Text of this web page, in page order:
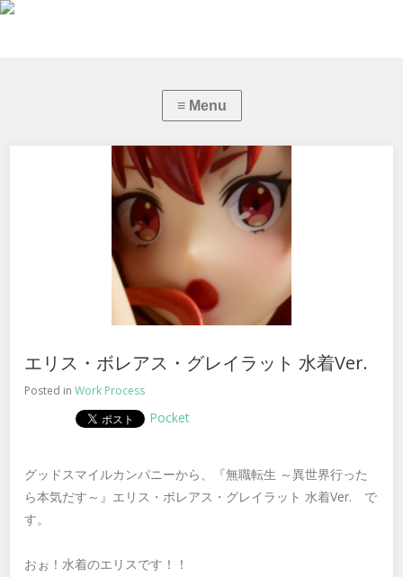
エリス・ボレアス・グレイラット 水着Ver.
Posted inWork Process
Pocket
グッドスマイルカンパニーから、『無職転生 ～異世界行った
ら本気だす～』エリス・ボレアス・グレイラット 水着Ver. で
す。
おぉ！水着のエリスです！！